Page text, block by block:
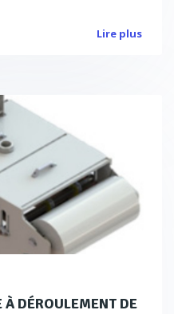
Lire plus
À DÉROULEMENT DE